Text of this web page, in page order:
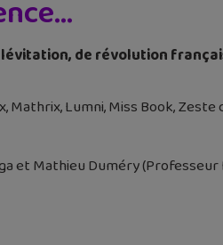
de révolution
Lumni, Miss Book, Zeste
et Mathieu Duméry (Professeur